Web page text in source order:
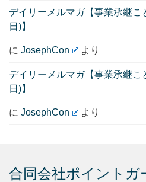
デイリーメルマガ【事業承継こ
日)】
に JosephCon より
デイリーメルマガ【事業承継こ
日)】
に JosephCon より
合同会社ポイント